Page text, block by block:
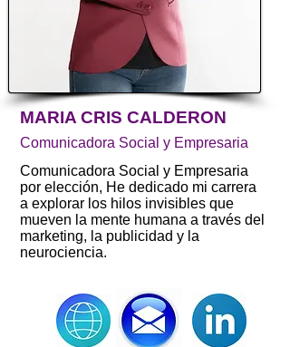
MARIA CRIS CALDERON
Comunicadora Social y Empresaria
Comunicadora Social y Empresaria
por elección, He dedicado mi carrera
a explorar los hilos invisibles que
mueven la mente humana a través del
marketing, la publicidad y la
neurociencia.